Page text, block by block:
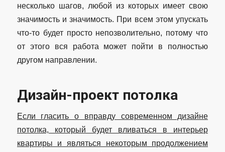
несколько шагов, любой из которых имеет свою
значимость и значимость. При всем этом упускать
что-то будет просто непозволительно, потому что
от этого вся работа может пойти в полностью
другом направлении.
Дизайн-проект потолка
Если гласить о вправду современном дизайне
потолка, который будет вливаться в интерьер
квартиры и являться некоторым продолжением